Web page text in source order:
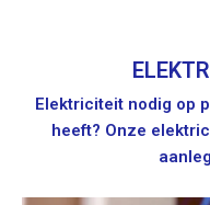
Elektriciteit nodig op
heeft? Onze